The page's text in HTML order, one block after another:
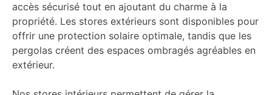
accès sécurisé tout en ajoutant du charme à la
propriété. Les stores extérieurs sont disponibles pour
offrir une protection solaire optimale, tandis que les
pergolas créent des espaces ombragés agréables en
extérieur.